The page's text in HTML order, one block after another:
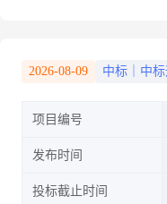
2026-08-09 中标｜中标
项目编号
发布时间
投标截止时间